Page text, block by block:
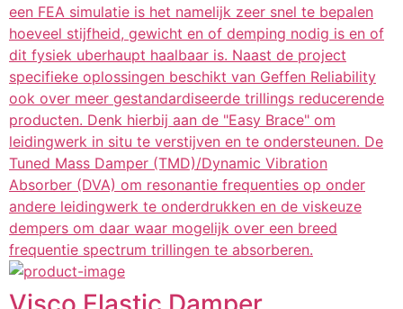
een FEA simulatie is het namelijk zeer snel te bepalen
hoeveel stijfheid, gewicht en of demping nodig is en of
dit fysiek uberhaupt haalbaar is. Naast de project
specifieke oplossingen beschikt van Geffen Reliability
ook over meer gestandardiseerde trillings reducerende
producten. Denk hierbij aan de "Easy Brace" om
leidingwerk in situ te verstijven en te ondersteunen. De
Tuned Mass Damper (TMD)/Dynamic Vibration
Absorber (DVA) om resonantie frequenties op onder
andere leidingwerk te onderdrukken en de viskeuze
dempers om daar waar mogelijk over een breed
frequentie spectrum trillingen te absorberen.